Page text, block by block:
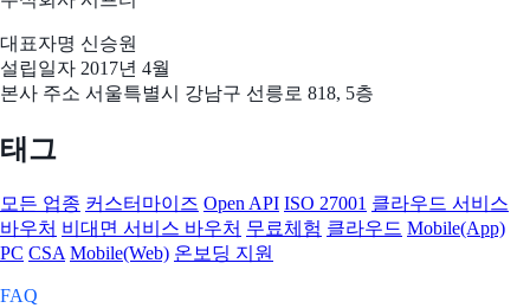
대표자명 신승원
설립일자 2017년 4월
본사 주소 서울특별시 강남구 선릉로 818, 5층
태그
모든 업종 커스터마이즈 Open API ISO 27001 클라우드 서비스
바우처 비대면 서비스 바우처 무료체험 클라우드 Mobile(App)
PC CSA Mobile(Web) 온보딩 지원
FAQ